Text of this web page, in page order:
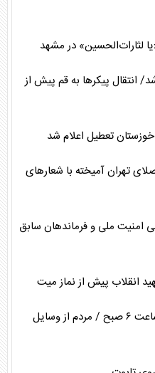
لثارات‌الحسین» در مشهد
انتقال پیکر‌ها به قم پیش از
تهران آمیخته با شعار‌های
امنیت ملی و فرماندهان سابق
انقلاب پیش از نماز میت
آغاز مراسم بدرقه رهبر شهید فردا ساعت ۶ صبح / مردم از وسایل